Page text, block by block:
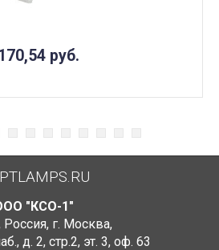
руб.
"КСО-1"
Россия, г. Москва,
д. 2, стр.2, эт. 3, оф. 63